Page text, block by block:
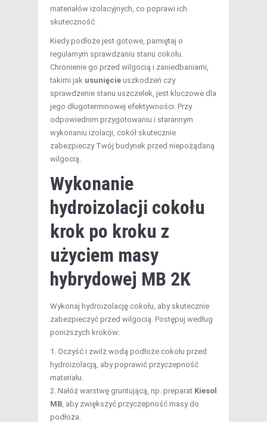
materiałów izolacyjnych, co poprawi ich
skuteczność.
Kiedy podłoże jest gotowe, pamiętaj o
regularnym sprawdzaniu stanu cokołu.
Chronienie go przed wilgocią i zaniedbaniami,
takimi jak usunięcie uszkodzeń czy
sprawdzenie stanu uszczelek, jest kluczowe dla
jego długoterminowej efektywności. Przy
odpowiednim przygotowaniu i starannym
wykonaniu izolacji, cokół skutecznie
zabezpieczy Twój budynek przed niepożądaną
wilgocią.
Wykonanie
hydroizolacji cokołu
krok po kroku z
użyciem masy
hybrydowej MB 2K
Wykonaj hydroizolację cokołu, aby skutecznie
zabezpieczyć przed wilgocią. Postępuj według
poniższych kroków:
Oczyść i zwilż wodą podłoże cokołu przed
hydroizolacją, aby poprawić przyczepność
materiału.
Nałóż warstwę gruntującą, np. preparat Kiesol
MB , aby zwiększyć przyczepność masy do
podłoża.